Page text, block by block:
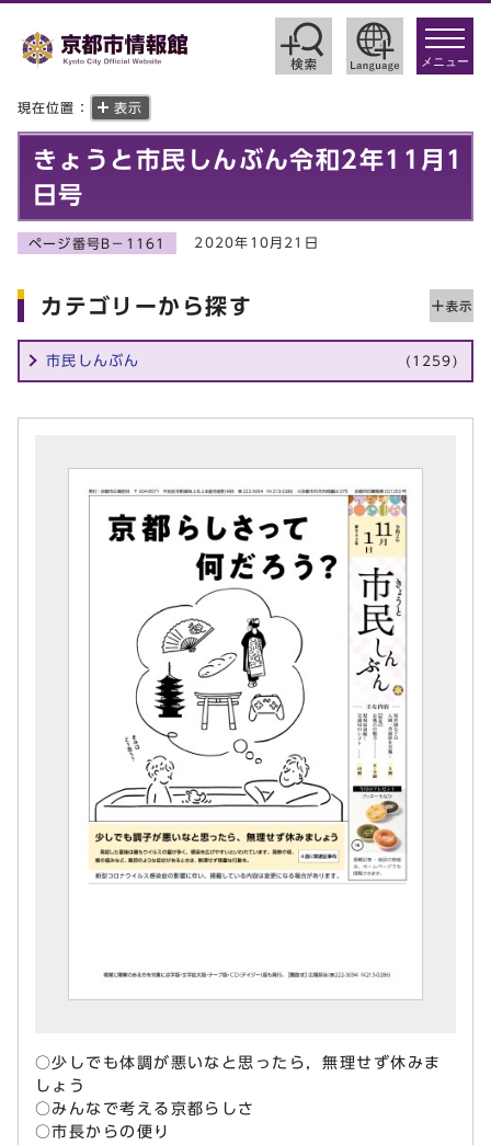
toggle
メニュー
現在位置： 表示
きょうと市民しんぶん令和2年11月1
日号
ページ番号B－1161 2020年10月21日
カテゴリーから探す
市民しんぶん (1259)
○少しでも体調が悪いなと思ったら，無理せず休みま
しょう
○みんなで考える京都らしさ
○市長からの便り